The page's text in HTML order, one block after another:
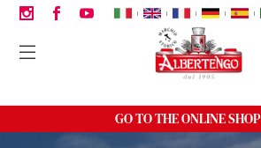
| | | | |
GO TO THE ONLINE SHOP